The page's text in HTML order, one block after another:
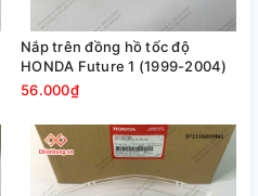
Nắp trên đồng hồ tốc độ
HONDA Future 1 (1999-2004)
56.000₫